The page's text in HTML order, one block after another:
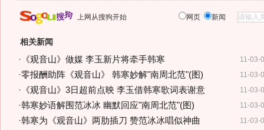
上网从搜狗开始 网页 新闻
相关新闻
11-03-
· 《观音山》做媒 李玉新片将牵手韩寒
11-03-
·零报酬助阵《观音山》 韩寒妙解"南周北范"(图)
11-03-
· 《观音山》3日超前点映 李玉借韩寒歌词表谢意
11-03-
·韩寒妙语解围范冰冰 幽默回应"南周北范"(图)
11-03-
·韩寒为《观音山》两肋插刀 赞范冰冰唱似神曲